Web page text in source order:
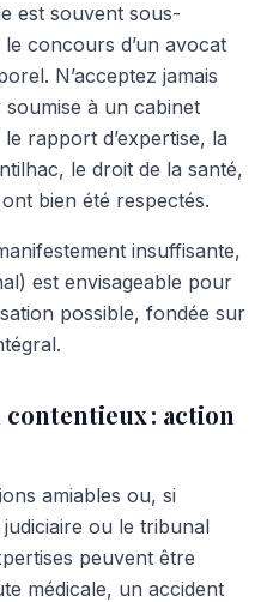
est souvent sous-
concours d’un avocat
N’acceptez jamais
soumise à un cabinet
le rapport d’expertise, la
le droit de la santé,
bien été respectés.
insuffisante,
est envisageable pour
possible, fondée sur
contentieux : action
amiables ou, si
ou le tribunal
peuvent être
médicale, un accident